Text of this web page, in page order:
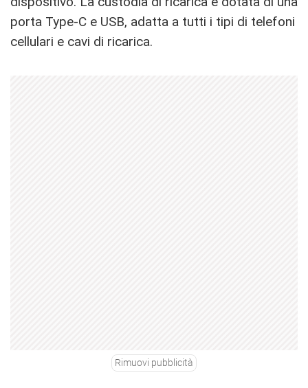
porta Type-C e USB, adatta a tutti i tipi di telefoni
cellulari e cavi di ricarica.
Rimuovi pubblicità